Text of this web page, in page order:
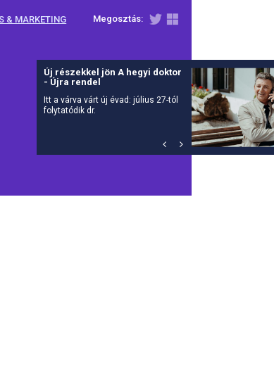
Megosztás:
& MARKETING
Új részekkel jön A hegyi doktor
- Újra rendel
Itt a várva várt új évad: július 27-tól
folytatódik dr.